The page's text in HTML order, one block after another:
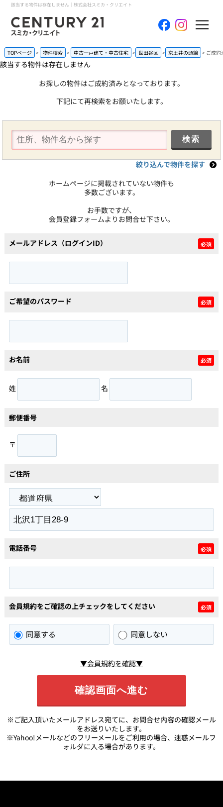
該当する物件は存在しません｜株式会社スミカ・クリエイト
ホーム
当社について
買いたい
売りたい
採用情報
会員メニュー
サイトマップ
TOPページ 物件検索 中古一戸建て・中古住宅 世田谷区 京王井の頭線 ご成約
該当する物件は存在しません
お探しの物件はご成約済みとなっております。
下記にて再検索をお願いたします。
絞り込んで物件を探す
ホームページに掲載されていない物件も
多数ございます。
お手数ですが、
会員登録フォームよりお問合せ下さい。
メールアドレス（ログインID） 必須
ご希望のパスワード 必須
お名前 必須
姓 名
郵便番号
〒
ご住所
電話番号 必須
会員規約をご確認の上チェックをしてください 必須
同意する 同意しない
▼会員規約を確認▼
※ご記入頂いたメールアドレス宛てに、お問合せ内容の確認メール
をお送りいたします。
※Yahoo!メールなどのフリーメールをご利用の場合、迷惑メールフ
ォルダに入る場合があります。